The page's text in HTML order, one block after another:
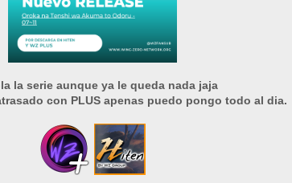
la serie aunque ya le queda nada jaja
con PLUS apenas puedo pongo todo al dia.